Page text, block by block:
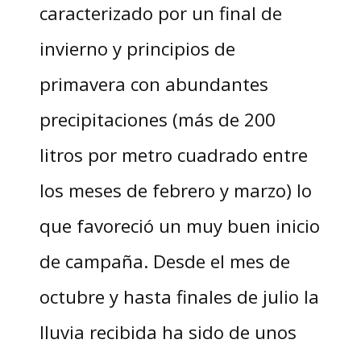
caracterizado por un final de
invierno y principios de
primavera con abundantes
precipitaciones (más de 200
litros por metro cuadrado entre
los meses de febrero y marzo) lo
que favoreció un muy buen inicio
de campaña. Desde el mes de
octubre y hasta finales de julio la
lluvia recibida ha sido de unos